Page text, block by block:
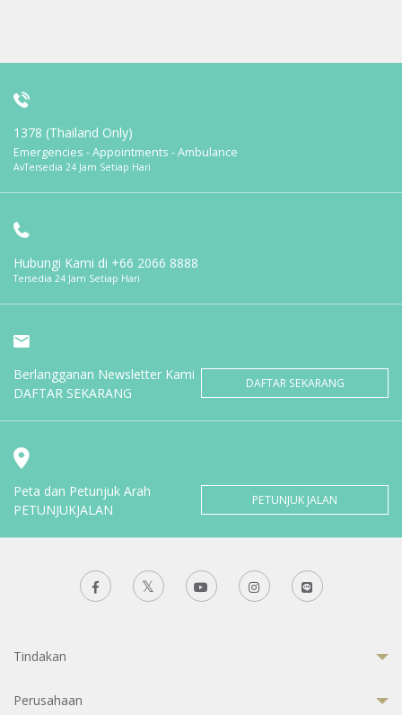
1378 (Thailand Only)
Emergencies - Appointments - Ambulance
AvTersedia 24 Jam Setiap Hari
Hubungi Kami di +66 2066 8888
Tersedia 24 Jam Setiap Hari
Berlangganan Newsletter Kami
DAFTAR SEKARANG
DAFTAR SEKARANG
Peta dan Petunjuk Arah
PETUNJUKJALAN
PETUNJUK JALAN
Tindakan
Perusahaan